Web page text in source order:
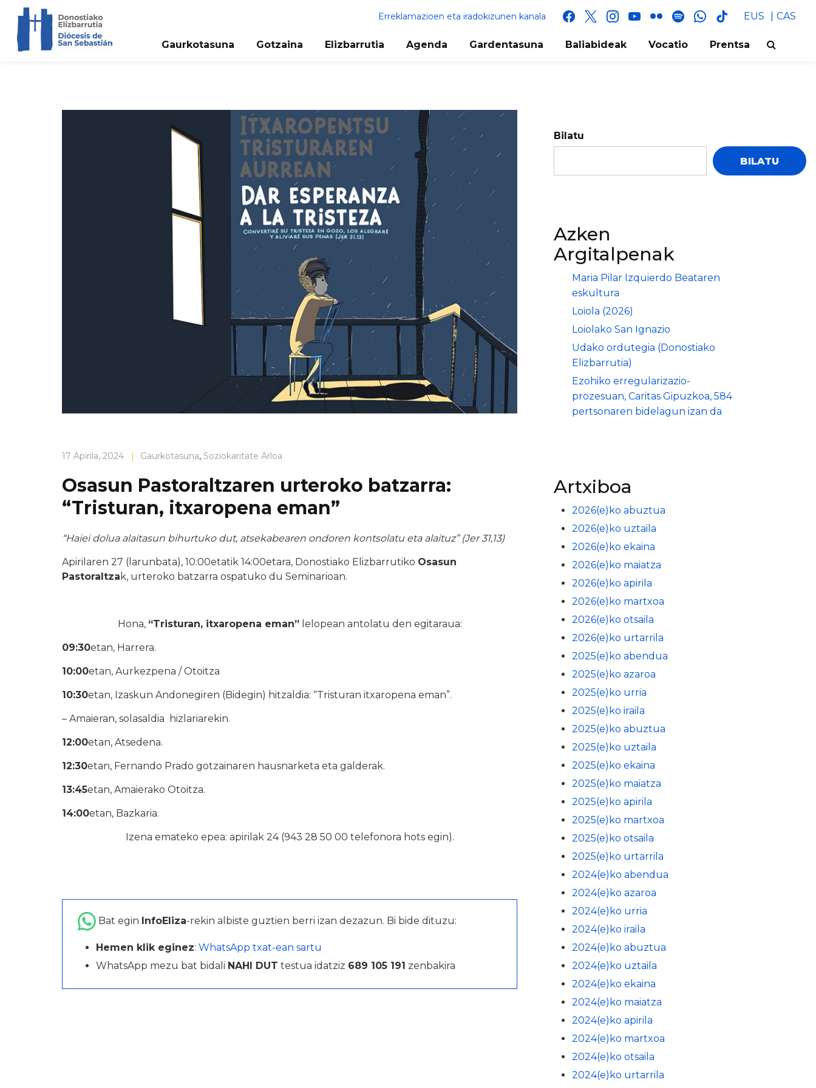
Erreklamazioen eta iradokizunen kanala facebook
x instagram
youtube
flickr spotifywhatsapp
tik
EUS CAS
Gaurkotasuna Gotzaina Elizbarrutia Agenda Gardentasuna Baliabideak Vocatio Prentsa
17 Apirila, 2024 Gaurkotasuna, Soziokaritate Arloa
Osasun Pastoraltzaren urteroko batzarra:
“Tristuran, itxaropena eman”
“Haiei dolua alaitasun bihurtuko dut, atsekabearen ondoren kontsolatu eta alaituz” (Jer 31,13)
Apirilaren 27 (larunbata), 10:00etatik 14:00etara, Donostiako Elizbarrutiko Osasun
Pastoraltza k, urteroko batzarra ospatuko du Seminarioan.
Hona, “Tristuran, itxaropena eman”lelopean antolatu den egitaraua:
09:30etan, Harrera.
10:00etan, Aurkezpena / Otoitza
10:30etan, Izaskun Andonegiren (Bidegin) hitzaldia: “Tristuran itxaropena eman”.
– Amaieran, solasaldia hizlariarekin.
12:00etan, Atsedena.
12:30etan, Fernando Prado gotzainaren hausnarketa eta galderak.
13:45etan, Amaierako Otoitza.
14:00etan, Bazkaria.
Izena emateko epea: apirilak 24 (943 28 50 00 telefonora hots egin).
Bat egin InfoEliza-rekin albiste guztien berri izan dezazun. Bi bide dituzu:
Hemen klik eginez: WhatsApp txat-ean sartu
WhatsApp mezu bat bidali NAHI DUT testua idatziz 689 105 191 zenbakira
Bilatu
BILATU
Azken
Argitalpenak
Maria Pilar Izquierdo Beataren
eskultura
Loiola (2026)
Loiolako San Ignazio
Udako ordutegia (Donostiako
Elizbarrutia)
Ezohiko erregularizazio-
prozesuan, Caritas Gipuzkoa, 584
pertsonaren bidelagun izan da
Artxiboa
2026(e)ko abuztua
2026(e)ko uztaila
2026(e)ko ekaina
2026(e)ko maiatza
2026(e)ko apirila
2026(e)ko martxoa
2026(e)ko otsaila
2026(e)ko urtarrila
2025(e)ko abendua
2025(e)ko azaroa
2025(e)ko urria
2025(e)ko iraila
2025(e)ko abuztua
2025(e)ko uztaila
2025(e)ko ekaina
2025(e)ko maiatza
2025(e)ko apirila
2025(e)ko martxoa
2025(e)ko otsaila
2025(e)ko urtarrila
2024(e)ko abendua
2024(e)ko azaroa
2024(e)ko urria
2024(e)ko iraila
2024(e)ko abuztua
2024(e)ko uztaila
2024(e)ko ekaina
2024(e)ko maiatza
2024(e)ko apirila
2024(e)ko martxoa
2024(e)ko otsaila
2024(e)ko urtarrila